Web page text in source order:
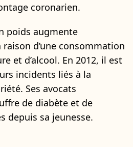
coronarien.
poids augmente
d’une consommation
et d’alcool. En 2012, il est
incidents liés à la
Ses avocats
de diabète et de
depuis sa jeunesse.